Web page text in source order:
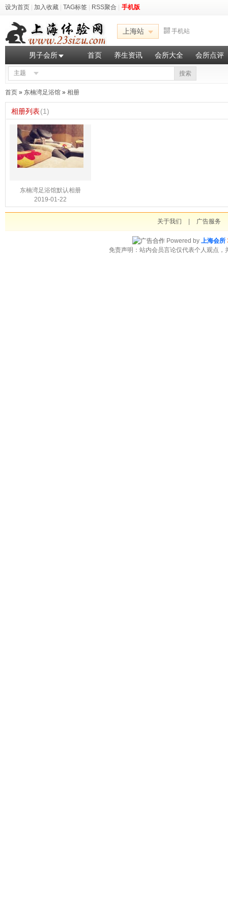
设为首页 加入收藏 TAG标签 RSS聚合 手机版
上海站 手机站
男子会所 首页 养生资讯 会所大全 会所点评
主题 搜索
首页 » 东楠湾足浴馆 » 相册
相册列表(1)
东楠湾足浴馆默认相册
2019-01-22
关于我们 广告服务
Powered by 上海会所
免责声明：站内会员言论仅代表个人观点